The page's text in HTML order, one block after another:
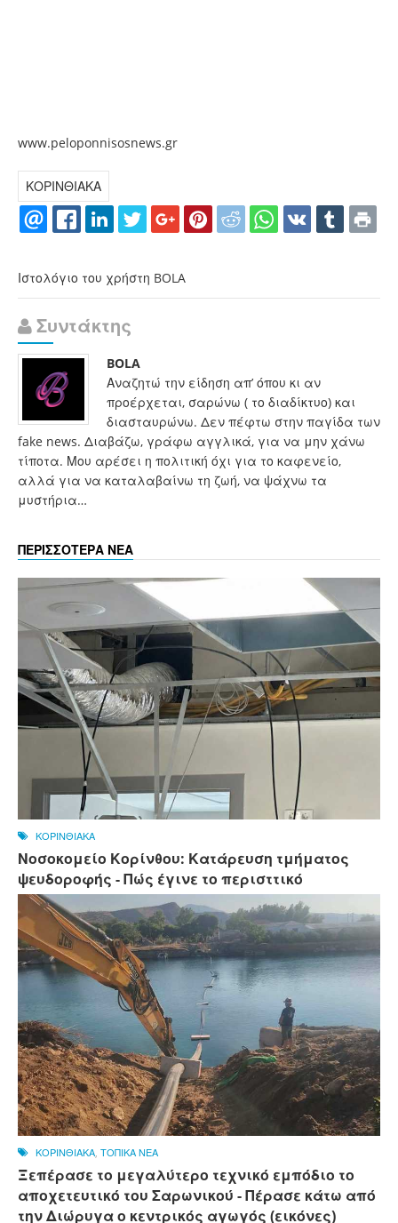
www.peloponnisosnews.gr
ΚΟΡΙΝΘΙΑΚΑ
Ιστολόγιο του χρήστη BOLA
Συντάκτης
BOLA
Αναζητώ την είδηση απ’ όπου κι αν
προέρχεται, σαρώνω ( το διαδίκτυο) και
διασταυρώνω. Δεν πέφτω στην παγίδα των
fake news. Διαβάζω, γράφω αγγλικά, για να μην χάνω
τίποτα. Μου αρέσει η πολιτική όχι για το καφενείο,
αλλά για να καταλαβαίνω τη ζωή, να ψάχνω τα
μυστήρια…
ΠΕΡΙΣΣΟΤΕΡΑ ΝΕΑ
ΚΟΡΙΝΘΙΑΚΑ
Νοσοκομείο Κορίνθου: Κατάρευση τμήματος
ψευδοροφής - Πώς έγινε το περισττικό
ΚΟΡΙΝΘΙΑΚΑ, ΤΟΠΙΚΑ ΝΕΑ
Ξεπέρασε το μεγαλύτερο τεχνικό εμπόδιο το
αποχετευτικό του Σαρωνικού - Πέρασε κάτω από
την Διώρυγα ο κεντρικός αγωγός (εικόνες)